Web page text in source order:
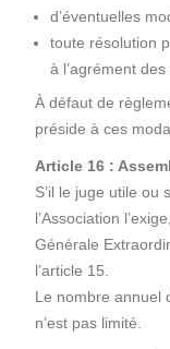
d’éventuelles
toute résolution
à l’agrément des
À défaut de
préside à ces
Article 16 :
S’il le juge utile ou
l’Association
Générale
l’article 15.
Le nombre annuel
n’est pas limité.